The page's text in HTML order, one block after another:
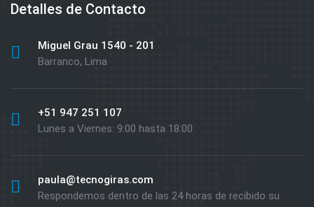
Detalles de Contacto
Miguel Grau 1540 - 201
Barranco, Lima
+51 947 251 107
Lunes a Viernes: 9:00 hasta 18:00
paula@tecnogiras.com
Respondemos dentro de las 24 horas de recibido su